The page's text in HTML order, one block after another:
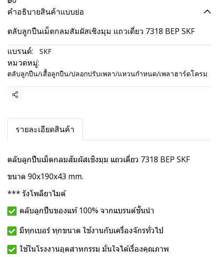
คำอธิบายสินค้าแบบย่อ
ตลับลูกปืนเม็ดกลมสัมผัสเชิงมุม แถวเดี่ยว 7318 BEP SKF
แบรนด์:
SKF
หมวดหมู่:
ตลับลูกปืน/เสื้อลูกปืน/ปลอกปรับเพลา/แหวนกำหนด/เพลาฮาร์ดโครม
แชร์
รายละเอียดสินค้า
ตลับลูกปืนเม็ดกลมสัมผัสเชิงมุม แถวเดี่ยว 7318 BEP SKF
ขนาด 90x190x43 mm.
*** รังโพลียาไมด์
ตลับลูกปืนของแท้ 100% จากแบรนด์ชั้นนำ
มีทุกเบอร์ ทุกขนาด ใช้งานกับเครื่องจักรทั่วไป
ใช้ในโรงงานอุตสาหกรรม มั่นใจได้เรื่องคุณภาพ